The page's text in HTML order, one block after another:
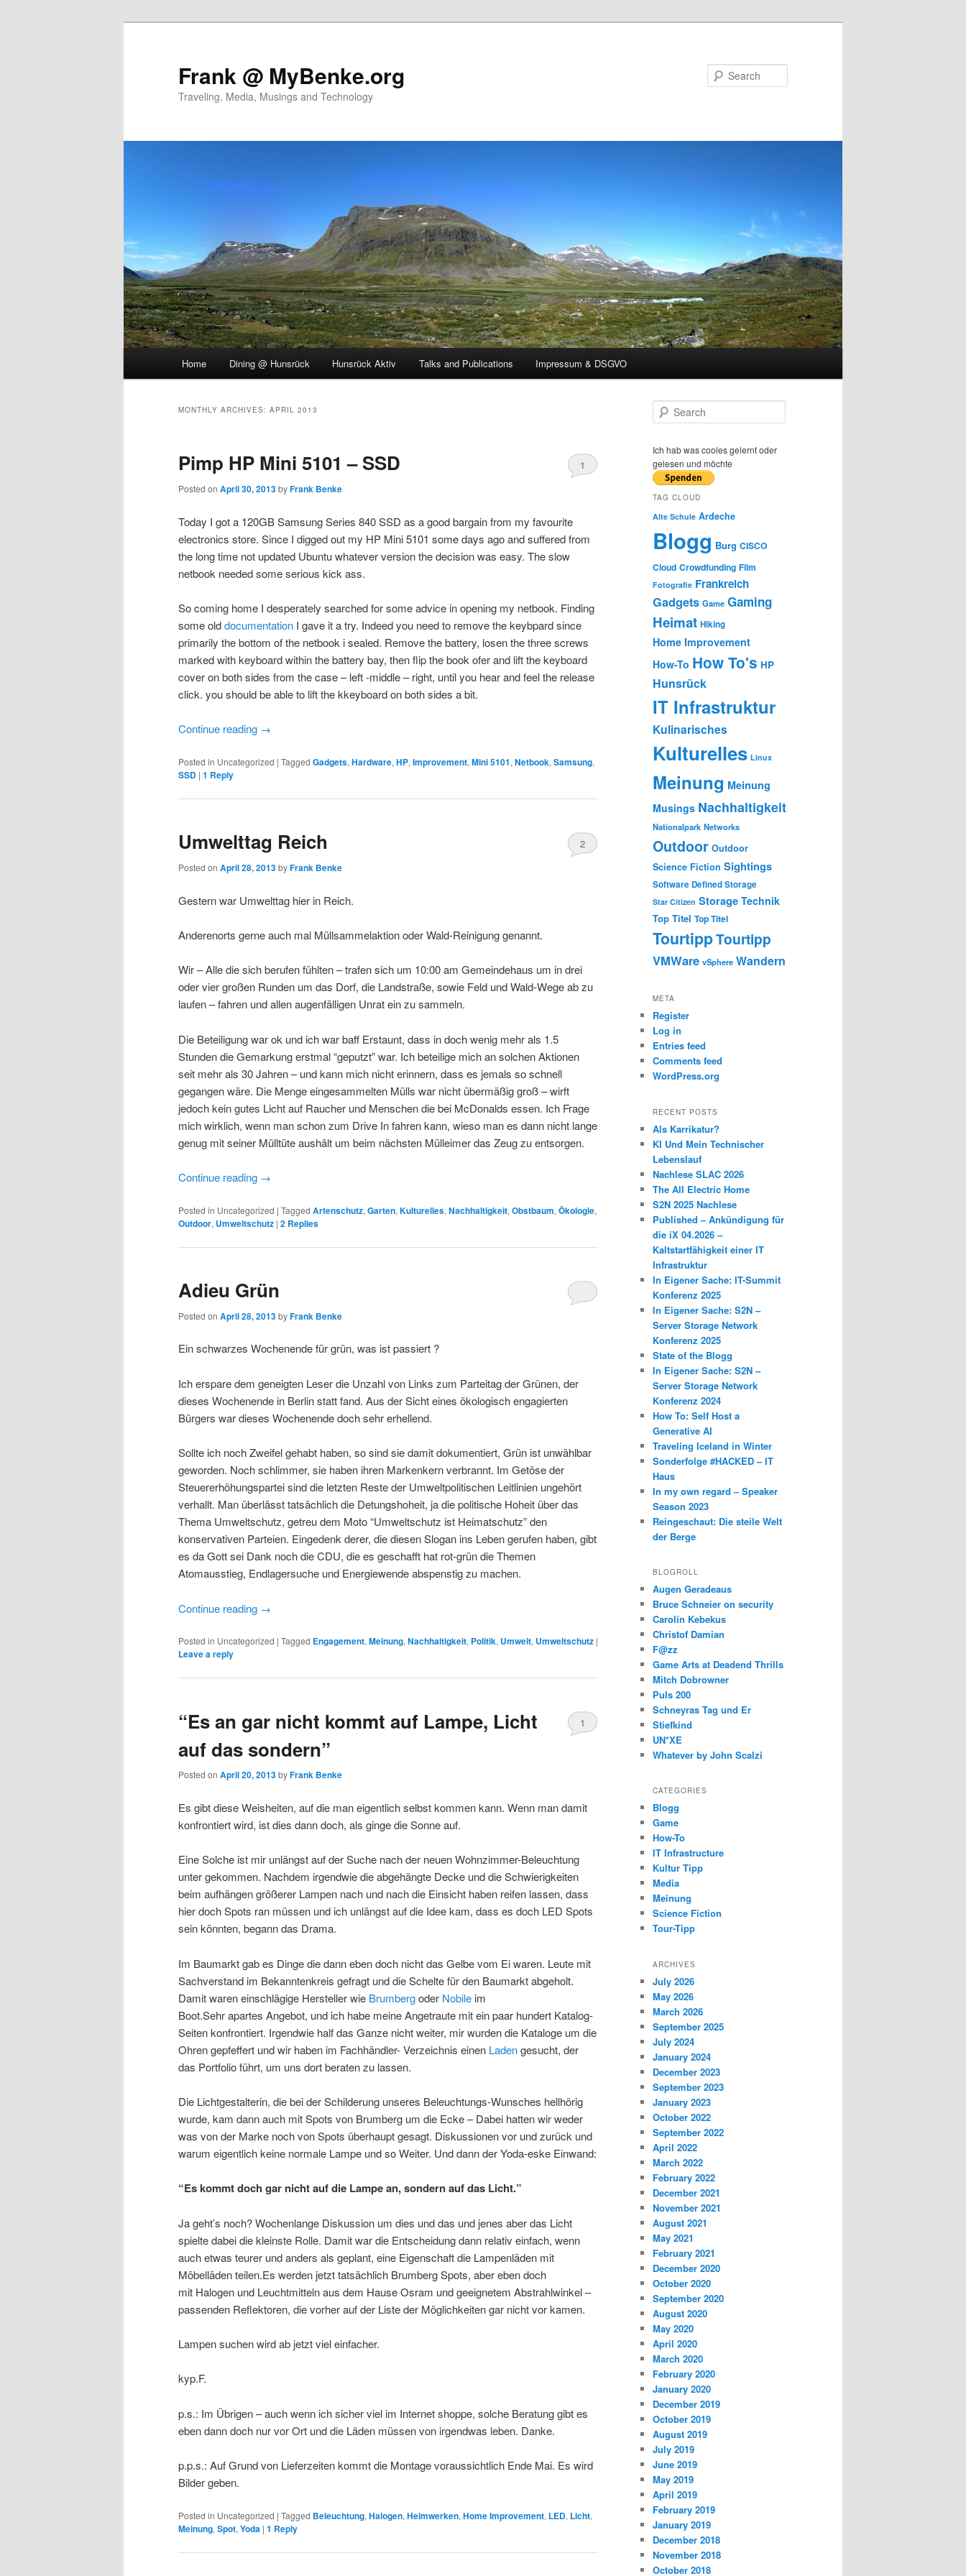
Frank @ MyBenke.org
Traveling, Media, Musings and Technology
Home Dining @ Hunsrück Hunsrück Aktiv Talks and Publications Impressum & DSGVO
MONTHLY ARCHIVES: APRIL 2013
Pimp HP Mini 5101 – SSD
Posted on April 30, 2013byFrank Benke
1
Today I got a 120GB Samsung Series 840 SSD as a good bargain from my favourite
electronics store. Since I digged out my HP Mini 5101 some days ago and suffered from
the long time not updated Ubuntu whatever version the decision was easy. The slow
netbook needed some serious kick ass.
So coming home I desperately searched for some advice in opening my netbook. Finding
some olddocumentation I gave it a try. Indeed you need to remove the keybpard since
primarily the bottom of the netbook i sealed. Remove the battery, losen the three screws
marked with keyboard within the battery bay, then flip the book ofer and lift the keyboard
cover on both sides from the case – left -middle – right, until you hear and feel the release
click. you should be able to lift the kkeyboard on both sides a bit.
Continue reading →
Posted in Uncategorized | Tagged Gadgets, Hardware, HP, Improvement, Mini 5101, Netbook, Samsung,
SSD | 1 Reply
Umwelttag Reich
Posted on April 28, 2013byFrank Benke
2
Gestern war Umwelttag hier in Reich.
Anderenorts gerne auch mal Müllsammelaktion oder Wald-Reinigung genannt.
Wir – Alle die sich berufen fühlten – trafen sich um 10:00 am Gemeindehaus um in drei
oder vier großen Runden um das Dorf, die Landstraße, sowie Feld und Wald-Wege ab zu
laufen – fahren und allen augenfälligen Unrat ein zu sammeln.
Die Beteiligung war ok und ich war baff Erstaunt, dass in doch wenig mehr als 1.5
Stunden die Gemarkung erstmal “geputzt” war. Ich beteilige mich an solchen Aktionen
seit mehr als 30 Jahren – und kann mich nicht erinnern, dass es jemals so schnell
gegangen wäre. Die Menge eingesammelten Mülls war nicht übermäßig groß – wirft
jedoch kein gutes Licht auf Raucher und Menschen die bei McDonalds essen. Ich Frage
mich wirklich, wenn man schon zum Drive In fahren kann, wieso man es dann nicht lange
genug mit seiner Mülltüte aushält um beim nächsten Mülleimer das Zeug zu entsorgen.
Continue reading →
Posted in Uncategorized | Tagged Artenschutz, Garten, Kulturelles, Nachhaltigkeit, Obstbaum, Ökologie,
Outdoor, Umweltschutz | 2 Replies
Adieu Grün
Posted on April 28, 2013byFrank Benke
Ein schwarzes Wochenende für grün, was ist passiert ?
Ich erspare dem geneigten Leser die Unzahl von Links zum Parteitag der Grünen, der
dieses Wochenende in Berlin statt fand. Aus der Sicht eines ökologisch engagierten
Bürgers war dieses Wochenende doch sehr erhellend.
Sollte ich noch Zweifel gehabt haben, so sind sie damit dokumentiert, Grün ist unwählbar
geworden. Noch schlimmer, sie haben ihren Markenkern verbrannt. Im Getöse der
Steuererhöhungspartei sind die letzten Reste der Umweltpolitischen Leitlinien ungehört
verhallt. Man überlässt tatsächlich die Detungshoheit, ja die politische Hoheit über das
Thema Umweltschutz, getreu dem Moto “Umweltschutz ist Heimatschutz” den
konservativen Parteien. Eingedenk derer, die diesen Slogan ins Leben gerufen haben, gibt
es da Gott sei Dank noch die CDU, die es geschafft hat rot-grün die Themen
Atomausstieg, Endlagersuche und Energiewende abspenstig zu machen.
Continue reading →
Posted in Uncategorized | Tagged Engagement, Meinung, Nachhaltigkeit, Politik, Umwelt, Umweltschutz |
Leave a reply
“Es an gar nicht kommt auf Lampe, Licht
auf das sondern”
Posted on April 20, 2013byFrank Benke
1
Es gibt diese Weisheiten, auf die man eigentlich selbst kommen kann. Wenn man damit
konfrontiert wird, ist dies dann doch, als ginge die Sonne auf.
Eine Solche ist mir unlängst auf der Suche nach der neuen Wohnzimmer-Beleuchtung
unter gekommen. Nachdem irgendwie die abgehängte Decke und die Schwierigkeiten
beim aufhängen größerer Lampen nach und nach die Einsicht haben reifen lassen, dass
hier doch Spots ran müssen und ich unlängst auf die Idee kam, dass es doch LED Spots
sein könnten, begann das Drama.
Im Baumarkt gab es Dinge die dann eben doch nicht das Gelbe vom Ei waren. Leute mit
Sachverstand im Bekanntenkreis gefragt und die Schelte für den Baumarkt abgeholt.
Damit waren einschlägige Hersteller wie Brumbergoder Nobile im
Boot.Sehr apartes Angebot, und ich habe meine Angetraute mit ein paar hundert Katalog-
Seiten konfrontiert. Irgendwie half das Ganze nicht weiter, mir wurden die Kataloge um die
Ohren gepfeffert und wir haben im Fachhändler- Verzeichnis einen Ladengesucht, der
das Portfolio führt, um uns dort beraten zu lassen.
Die Lichtgestalterin, die bei der Schilderung unseres Beleuchtungs-Wunsches hellhörig
wurde, kam dann auch mit Spots von Brumberg um die Ecke – Dabei hatten wir weder
was von der Marke noch von Spots überhaupt gesagt. Diskussionen vor und zurück und
warum eigentlich keine normale Lampe und so Weiter. Und dann der Yoda-eske Einwand:
“Es kommt doch gar nicht auf die Lampe an, sondern auf das Licht.”
Ja geht’s noch? Wochenlange Diskussion um dies und das und jenes aber das Licht
spielte dabei die kleinste Rolle. Damit war die Entscheidung dann relativ einfach, wenn
auch etwas teurer und anders als geplant, eine Eigenschaft die Lampenläden mit
Möbelläden teilen.Es werden jetzt tatsächlich Brumberg Spots, aber eben doch
mit Halogen und Leuchtmitteln aus dem Hause Osram und geeignetem Abstrahlwinkel –
passenden Reflektoren, die vorher auf der Liste der Möglichkeiten gar nicht vor kamen.
Lampen suchen wird ab jetzt viel einfacher.
kyp.F.
p.s.: Im Übrigen – auch wenn ich sicher viel im Internet shoppe, solche Beratung gibt es
eben dann doch nur vor Ort und die Läden müssen von irgendwas leben. Danke.
p.p.s.: Auf Grund von Lieferzeiten kommt die Montage voraussichtlich Ende Mai. Es wird
Bilder geben.
Posted in Uncategorized | Tagged Beleuchtung, Halogen, Heimwerken, Home Improvement, LED, Licht,
Meinung, Spot, Yoda | 1 Reply
e
r
c
h
Ich hab was cooles gelernt oder
gelesen und möchte
TAG CLOUD
Alte Schule Ardeche
Blogg Burg CISCO
Cloud Crowdfunding Film
Fotografie Frankreich
Gadgets Game Gaming
Heimat Hiking
Home Improvement
How-To How To's HP
Hunsrück
IT Infrastruktur
Kulinarisches
Kulturelles Linux
Meinung Meinung
Musings Nachhaltigkeit
Nationalpark Networks
Outdoor Outdoor
Science Fiction Sightings
Software Defined Storage
Star Citizen Storage Technik
Top Titel Top Titel
TourtippTourtipp
VMWare vSphere Wandern
META
Register
Log in
Entries feed
Comments feed
WordPress.org
RECENT POSTS
Als Karrikatur?
KI Und Mein Technischer
Lebenslauf
Nachlese SLAC 2026
The All Electric Home
S2N 2025 Nachlese
Published – Ankündigung für
die iX 04.2026 –
Kaltstartfähigkeit einer IT
Infrastruktur
In Eigener Sache: IT-Summit
Konferenz 2025
In Eigener Sache: S2N –
Server Storage Network
Konferenz 2025
State of the Blogg
In Eigener Sache: S2N –
Server Storage Network
Konferenz 2024
How To: Self Host a
Generative AI
Traveling Iceland in Winter
Sonderfolge #HACKED – IT
Haus
In my own regard – Speaker
Season 2023
Reingeschaut: Die steile Welt
der Berge
BLOGROLL
Augen Geradeaus
Bruce Schneier on security
Carolin Kebekus
Christof Damian
F@zz
Game Arts at Deadend Thrills
Mitch Dobrowner
Puls 200
Schneyras Tag und Er
Stiefkind
UN*XE
Whatever by John Scalzi
CATEGORIES
Blogg
Game
How-To
IT Infrastructure
Kultur Tipp
Media
Meinung
Science Fiction
Tour-Tipp
ARCHIVES
July 2026
May 2026
March 2026
September 2025
July 2024
January 2024
December 2023
September 2023
January 2023
October 2022
September 2022
April 2022
March 2022
February 2022
December 2021
November 2021
August 2021
May 2021
February 2021
December 2020
October 2020
September 2020
August 2020
May 2020
April 2020
March 2020
February 2020
January 2020
December 2019
October 2019
August 2019
July 2019
June 2019
May 2019
April 2019
February 2019
January 2019
December 2018
November 2018
October 2018